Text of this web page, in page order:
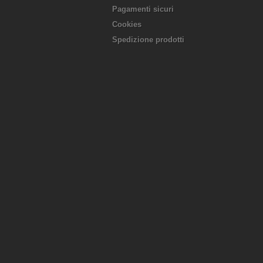
Pagamenti sicuri
Cookies
Spedizione prodotti